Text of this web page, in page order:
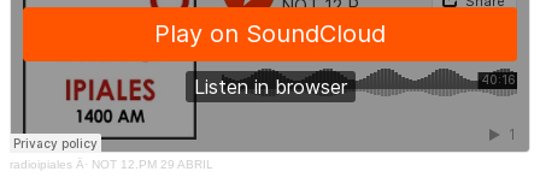
radioipiales Â· NOT 12.PM 29 ABRIL